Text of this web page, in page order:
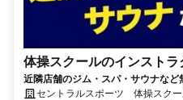
体操スクールのインストラ
近隣店舗のジム・スパ・サウナな
ク♪セントラルスポーツ 体操スクー